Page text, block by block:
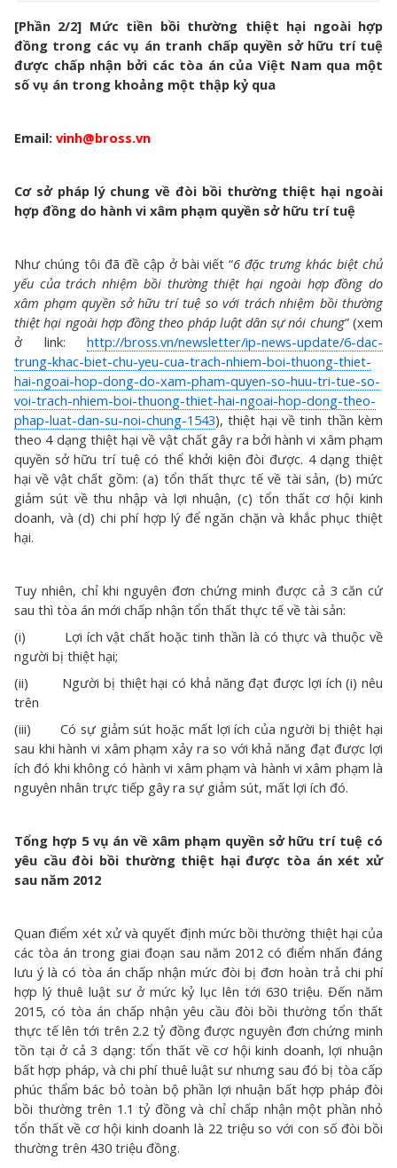
[Phần 2/2] Mức tiền bồi thường thiệt hại ngoài hợp
đồng trong các vụ án tranh chấp quyền sở hữu trí tuệ
được chấp nhận bởi các tòa án của Việt Nam qua một
số vụ án trong khoảng một thập kỷ qua
Email: vinh@bross.vn
Cơ sở pháp lý chung về đòi bồi thường thiệt hại ngoài
hợp đồng do hành vi xâm phạm quyền sở hữu trí tuệ
Như chúng tôi đã đề cập ở bài viết “6 đặc trưng khác biệt chủ
yếu của trách nhiệm bồi thường thiệt hại ngoài hợp đồng do
xâm phạm quyền sở hữu trí tuệ so với trách nhiệm bồi thường
thiệt hại ngoài hợp đồng theo pháp luật dân sự nói chung” (xem
ở link: http://bross.vn/newsletter/ip-news-update/6-dac-
trung-khac-biet-chu-yeu-cua-trach-nhiem-boi-thuong-thiet-
hai-ngoai-hop-dong-do-xam-pham-quyen-so-huu-tri-tue-so-
voi-trach-nhiem-boi-thuong-thiet-hai-ngoai-hop-dong-theo-
phap-luat-dan-su-noi-chung-1543), thiệt hại về tinh thần kèm
theo 4 dạng thiệt hại về vật chất gây ra bởi hành vi xâm phạm
quyền sở hữu trí tuệ có thể khởi kiện đòi được. 4 dạng thiệt
hại về vật chất gồm: (a) tổn thất thực tế về tài sản, (b) mức
giảm sút về thu nhập và lợi nhuận, (c) tổn thất cơ hội kinh
doanh, và (d) chi phí hợp lý để ngăn chặn và khắc phục thiệt
hại.
Tuy nhiên, chỉ khi nguyên đơn chứng minh được cả 3 căn cứ
sau thì tòa án mới chấp nhận tổn thất thực tế về tài sản:
(i) Lợi ích vật chất hoặc tinh thần là có thực và thuộc về
người bị thiệt hại;
(ii) Người bị thiệt hại có khả năng đạt được lợi ích (i) nêu
trên
(iii) Có sự giảm sút hoặc mất lợi ích của người bị thiệt hại
sau khi hành vi xâm phạm xảy ra so với khả năng đạt được lợi
ích đó khi không có hành vi xâm phạm và hành vi xâm phạm là
nguyên nhân trực tiếp gây ra sự giảm sút, mất lợi ích đó.
Tổng hợp 5 vụ án về xâm phạm quyền sở hữu trí tuệ có
yêu cầu đòi bồi thường thiệt hại được tòa án xét xử
sau năm 2012
Quan điểm xét xử và quyết định mức bồi thường thiệt hại của
các tòa án trong giai đoạn sau năm 2012 có điểm nhấn đáng
lưu ý là có tòa án chấp nhận mức đòi bị đơn hoàn trả chi phí
hợp lý thuê luật sư ở mức kỷ lục lên tới 630 triệu. Đến năm
2015, có tòa án chấp nhận yêu cầu đòi bồi thường tổn thất
thực tế lên tới trên 2.2 tỷ đồng được nguyên đơn chứng minh
tồn tại ở cả 3 dạng: tổn thất về cơ hội kinh doanh, lợi nhuận
bất hợp pháp, và chi phí thuê luật sư nhưng sau đó bị tòa cấp
phúc thẩm bác bỏ toàn bộ phần lợi nhuận bất hợp pháp đòi
bồi thường trên 1.1 tỷ đồng và chỉ chấp nhận một phần nhỏ
tổn thất về cơ hội kinh doanh là 22 triệu so với con số đòi bồi
thường trên 430 triệu đồng.